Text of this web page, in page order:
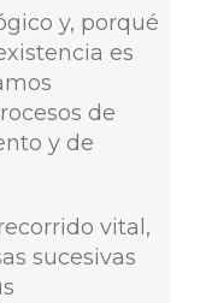
y, porqué
es
de
y de
vital,
sucesivas